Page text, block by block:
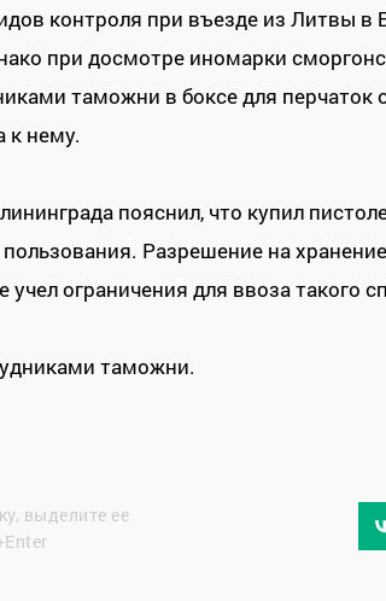
контроля при въезде из Литвы в
при досмотре иномарки
таможни в боксе для перчаток
к нему.
пояснил, что купил
пользования. Разрешение на
учел ограничения для ввоза такого
таможни.
выделите ее